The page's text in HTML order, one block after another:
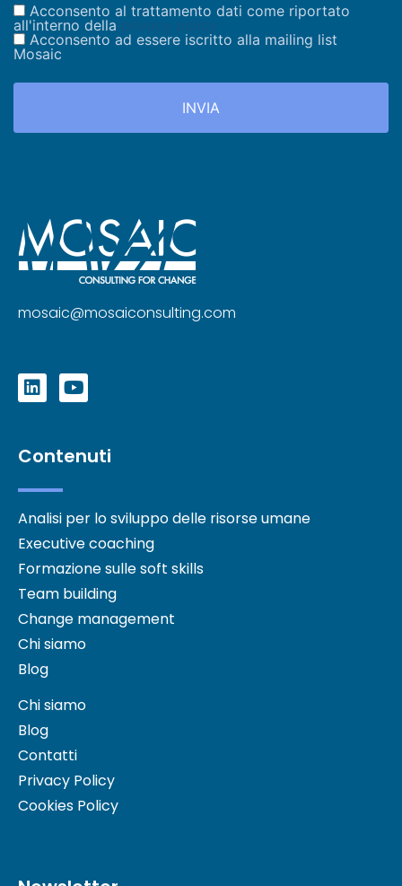
Acconsento al trattamento dati come riportato
all'interno della
Acconsento ad essere iscritto alla mailing list
Mosaic
mosaic@mosaiconsulting.com
Contenuti
Analisi per lo sviluppo delle risorse umane
Executive coaching
Formazione sulle soft skills
Team building
Change management
Chi siamo
Blog
Chi siamo
Blog
Contatti
Privacy Policy
Cookies Policy